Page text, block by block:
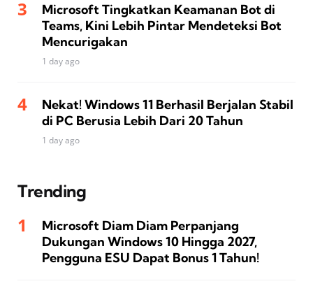
Microsoft Tingkatkan Keamanan Bot di
Teams, Kini Lebih Pintar Mendeteksi Bot
Mencurigakan
1 day ago
Nekat! Windows 11 Berhasil Berjalan Stabil
di PC Berusia Lebih Dari 20 Tahun
1 day ago
Trending
Microsoft Diam Diam Perpanjang
Dukungan Windows 10 Hingga 2027,
Pengguna ESU Dapat Bonus 1 Tahun!